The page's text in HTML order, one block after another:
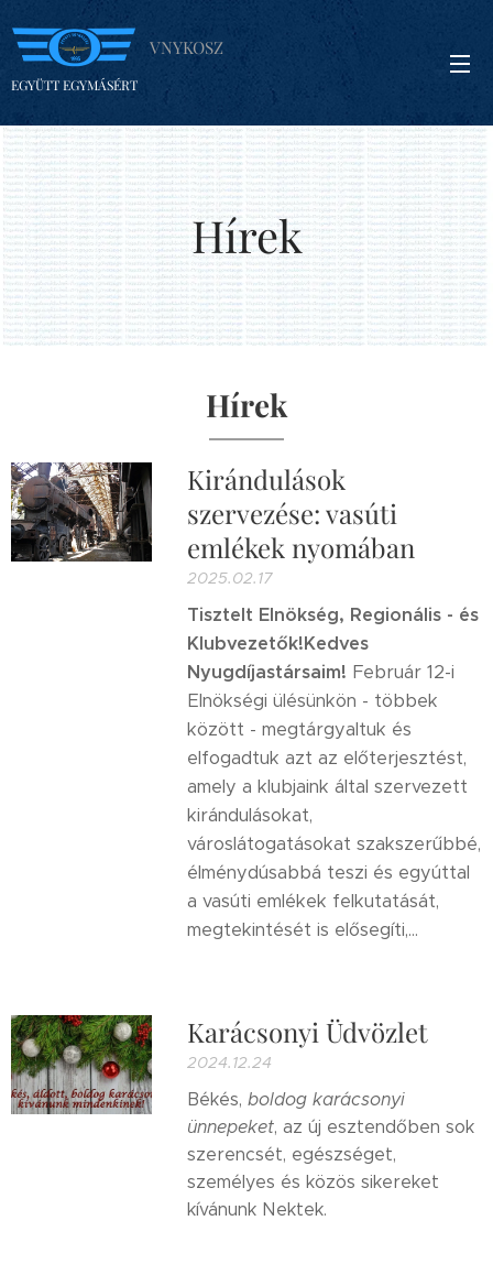
VNYKOSZ
EGYÜTT EGYMÁSÉRT
Hírek
Hírek
Kirándulások
szervezése: vasúti
emlékek nyomában
2025.02.17
Tisztelt Elnökség, Regionális - és
Klubvezetők!Kedves
Nyugdíjastársaim! Február 12-i
Elnökségi ülésünkön - többek
között - megtárgyaltuk és
elfogadtuk azt az előterjesztést,
amely a klubjaink által szervezett
kirándulásokat,
városlátogatásokat szakszerűbbé,
élménydúsabbá teszi és egyúttal
a vasúti emlékek felkutatását,
megtekintését is elősegíti,...
Karácsonyi Üdvözlet
2024.12.24
Békés,boldog karácsonyi
ünnepeket, az új esztendőben sok
szerencsét, egészséget,
személyes és közös sikereket
kívánunk Nektek.